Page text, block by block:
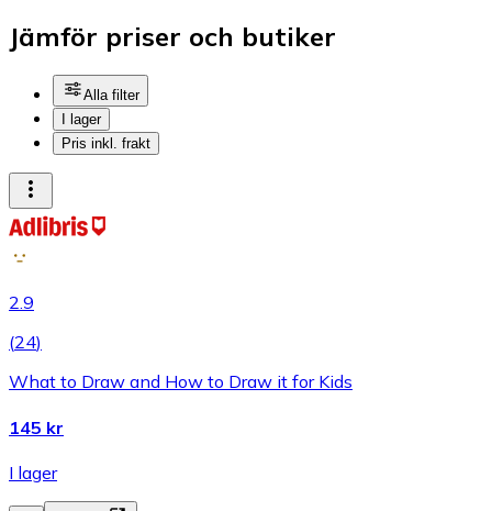
Jämför priser och butiker
Alla filter
I lager
Pris inkl. frakt
2.9
(24)
What to Draw and How to Draw it for Kids
145 kr
I lager